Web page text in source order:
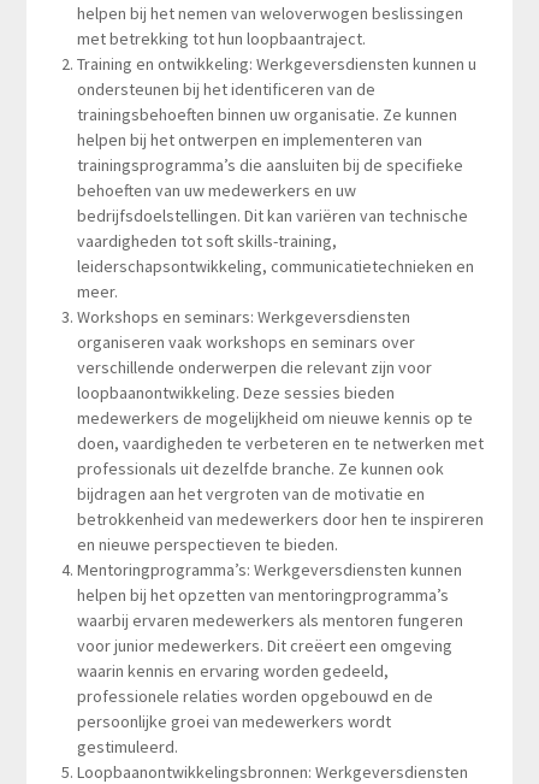
helpen bij het nemen van weloverwogen beslissingen
met betrekking tot hun loopbaantraject.
Training en ontwikkeling: Werkgeversdiensten kunnen u
ondersteunen bij het identificeren van de
trainingsbehoeften binnen uw organisatie. Ze kunnen
helpen bij het ontwerpen en implementeren van
trainingsprogramma’s die aansluiten bij de specifieke
behoeften van uw medewerkers en uw
bedrijfsdoelstellingen. Dit kan variëren van technische
vaardigheden tot soft skills-training,
leiderschapsontwikkeling, communicatietechnieken en
meer.
Workshops en seminars: Werkgeversdiensten
organiseren vaak workshops en seminars over
verschillende onderwerpen die relevant zijn voor
loopbaanontwikkeling. Deze sessies bieden
medewerkers de mogelijkheid om nieuwe kennis op te
doen, vaardigheden te verbeteren en te netwerken met
professionals uit dezelfde branche. Ze kunnen ook
bijdragen aan het vergroten van de motivatie en
betrokkenheid van medewerkers door hen te inspireren
en nieuwe perspectieven te bieden.
Mentoringprogramma’s: Werkgeversdiensten kunnen
helpen bij het opzetten van mentoringprogramma’s
waarbij ervaren medewerkers als mentoren fungeren
voor junior medewerkers. Dit creëert een omgeving
waarin kennis en ervaring worden gedeeld,
professionele relaties worden opgebouwd en de
persoonlijke groei van medewerkers wordt
gestimuleerd.
Loopbaanontwikkelingsbronnen: Werkgeversdiensten